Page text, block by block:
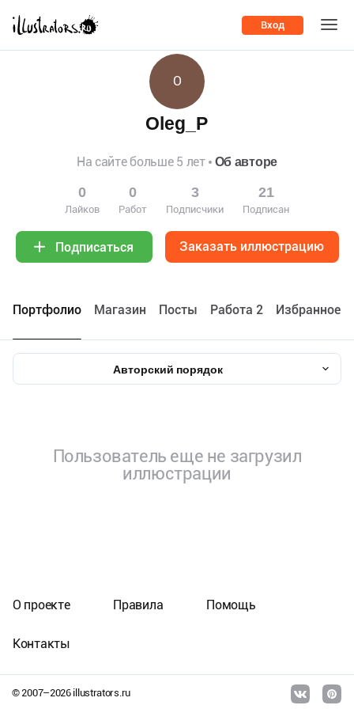
Вход
O
Oleg_P
На сайте больше 5 лет Об авторе
0
Лайков
0
Работ
3
Подписчики
21
Подписан
Подписаться Заказать иллюстрацию
Портфолио Maгазин Посты Работа 2 Избранное 7
Авторский порядок
Пользователь еще не загрузил
иллюстрации
© 2007–2026illustrators.ru
О проекте Правила Помощь
Контакты